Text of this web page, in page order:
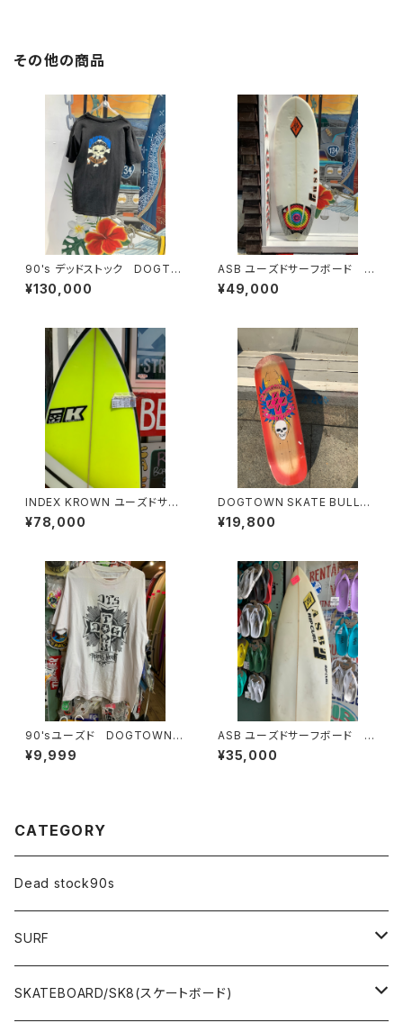
その他の商品
90's デッドストック DOGTO
WN
¥130,000
ASB ユーズドサーフボード シ
ョートボード
¥49,000
INDEX KROWN ユーズドサー
フボード
¥78,000
DOGTOWN SKATE BULLD
OG ART FTG-XL REDドッグ
タウン ブルドックアート レッド
¥19,800
90'sユーズド DOGTOWN T
RIBAL
¥9,999
ASB ユーズドサーフボード 中
古 ショートボード
¥35,000
CATEGORY
Dead stock90s
SURF
WetSuits(ウェットスーツ )
SKATEBOARD/SK8(スケートボード)